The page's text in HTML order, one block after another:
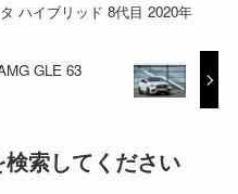
ハイブリッド 8代目 2020年
GLE 63
索してください